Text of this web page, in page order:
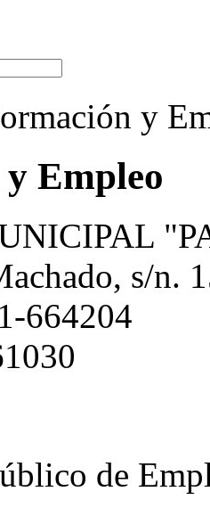
y
Empleo
s/n.
664204
de